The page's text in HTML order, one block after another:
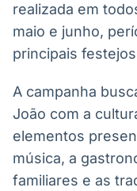
realizada em
maio e junho,
principais
A campanha
João com a
elementos
música, a
familiares e as